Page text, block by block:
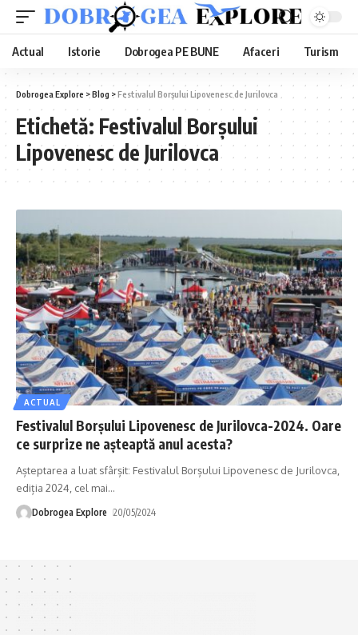
Actual Istorie Dobrogea PE BUNE Afaceri Turism
Dobrogea Explore >Blog >Festivalul Borșului Lipovenesc de Jurilovca
Etichetă: Festivalul Borșului
Lipovenesc de Jurilovca
ACTUAL
Festivalul Borșului Lipovenesc de Jurilovca-2024. Oare
ce surprize ne așteaptă anul acesta?
Așteptarea a luat sfârșit: Festivalul Borșului Lipovenesc de Jurilovca,
ediția 2024, cel mai…
Dobrogea Explore 20/05/2024